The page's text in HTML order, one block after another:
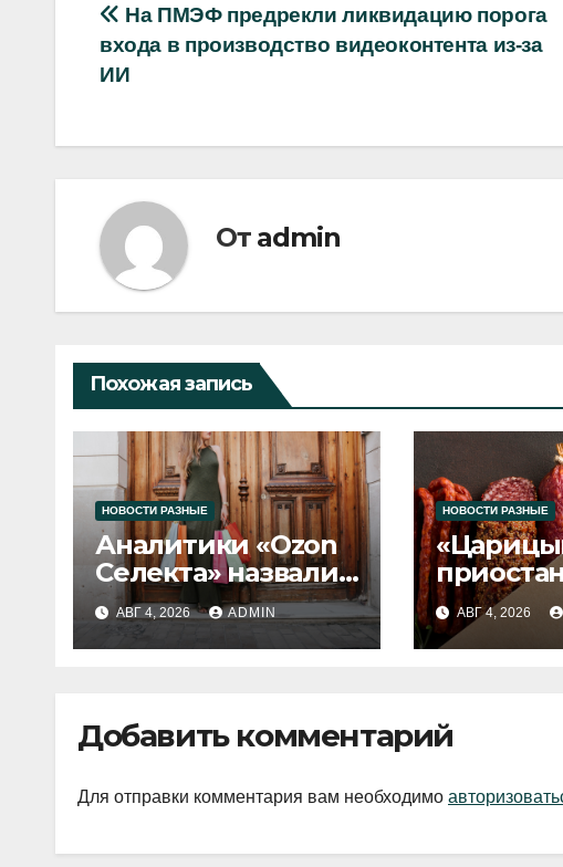
Навигация
по
На ПМЭФ предрекли ликвидацию порога
входа в производство видеоконтента из-за
ИИ
От admin
Похожая запись
НОВОСТИ РАЗНЫЕ
Аналитики «Ozon
Селекта» назвали
fashion-тренды
2026 года
АВГ 4, 2026 ADMIN
НОВОСТИ РАЗНЫЕ
выпуск
АВГ 4, 2026
Добавить комментарий
Для отправки комментария вам необходимо